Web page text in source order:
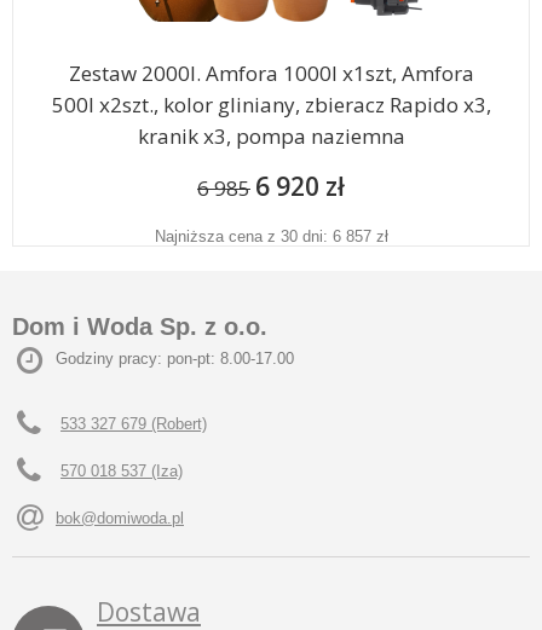
Zestaw 2000l. Amfora 1000l x1szt, Amfora
500l x2szt., kolor gliniany, zbieracz Rapido x3,
kranik x3, pompa naziemna
6 985 6 920 zł
Najniższa cena z 30 dni: 6 857 zł
Dom i Woda Sp. z o.o.
Godziny pracy: pon-pt: 8.00-17.00
533 327 679 (Robert)
570 018 537 (Iza)
bok@domiwoda.pl
Dostawa